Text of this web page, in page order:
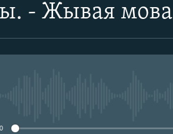
- Жывая мова